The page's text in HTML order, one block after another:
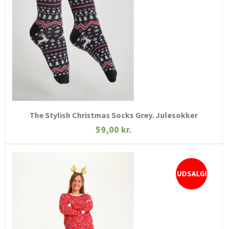
The Stylish Christmas Socks Grey. Julesokker
59,00 kr.
UDSALG!